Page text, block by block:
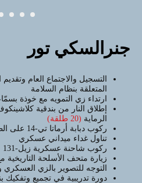
جنرالسكي تور
التسجيل والاجتماع العام وتقديم
المتعلقة بنظام السلامة
ارتداء زي التمويه مع خوذة
إطلاق النار من بندقية
الرماية (20 طلقة)
ركوب دبابة أرماتا تي-14 على الطرق الوعرة
تناول غداء ميداني عسكري
ركوب شاحنة عسكرية زيل-131
زيارة متحف الأسلحة
التوجه للتصوير بالزي العسكري
دورة تدريبية في تجميع وتفكيك